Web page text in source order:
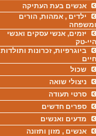
אנשים בעת העתיקה
ילדים , אמהות, הורים
ומשפחה
יזמים, אנשי עסקים ואנשי
היי-טק
ביוגרפיות, זכרונות ותולדות
חיים
שכול
ניצולי שואה
סרטי תעודה
ספרים חדשים
מדעים ואנשים
אנשים , מזון ותזונה